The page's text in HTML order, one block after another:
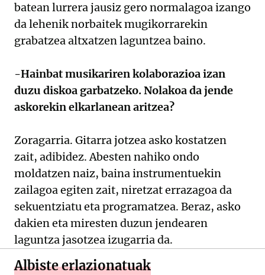
batean lurrera jausiz gero normalagoa izango
da lehenik norbaitek mugikorrarekin
grabatzea altxatzen laguntzea baino.
-Hainbat musikariren kolaborazioa izan
duzu diskoa garbatzeko. Nolakoa da jende
askorekin elkarlanean aritzea?
Zoragarria. Gitarra jotzea asko kostatzen
zait, adibidez. Abesten nahiko ondo
moldatzen naiz, baina instrumentuekin
zailagoa egiten zait, niretzat errazagoa da
sekuentziatu eta programatzea. Beraz, asko
dakien eta miresten duzun jendearen
laguntza jasotzea izugarria da.
Albiste erlazionatuak